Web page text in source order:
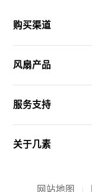
购买渠道
风扇产品
服务支持
关于几素
网站地图